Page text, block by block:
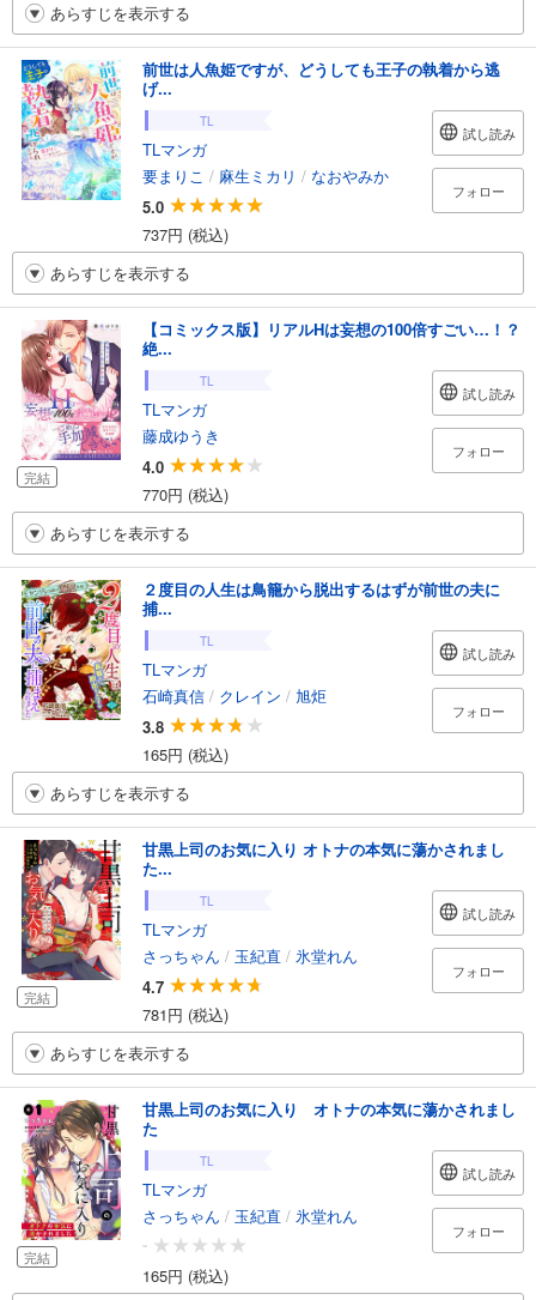
あらすじを表示する
前世は人魚姫ですが、どうしても王子の執着から逃
げ...
TL
TLマンガ
要まりこ / 麻生ミカリ / なおやみか
5.0
737円 (税込)
試し読み
フォロー
あらすじを表示する
完結
【コミックス版】リアルHは妄想の100倍すごい…！？
絶...
TL
TLマンガ
藤成ゆうき
4.0
770円 (税込)
試し読み
フォロー
あらすじを表示する
２度目の人生は鳥籠から脱出するはずが前世の夫に
捕...
TL
TLマンガ
石崎真信 / クレイン / 旭炬
3.8
165円 (税込)
試し読み
フォロー
あらすじを表示する
完結
甘黒上司のお気に入り オトナの本気に蕩かされまし
た...
TL
TLマンガ
さっちゃん / 玉紀直 / 氷堂れん
4.7
781円 (税込)
試し読み
フォロー
あらすじを表示する
完結
甘黒上司のお気に入り オトナの本気に蕩かされまし
た
TL
TLマンガ
さっちゃん / 玉紀直 / 氷堂れん
-
165円 (税込)
試し読み
フォロー